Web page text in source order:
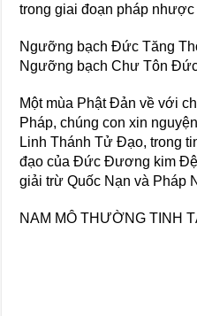
trong giai đoạn pháp
Ngưỡng bạch Đức Tăng
Ngưỡng bạch Chư Tôn
Một mùa Phật Đản về với
Pháp, chúng con xin
Linh Thánh Tử Đạo, trong
đạo của Đức Đương kim
giải trừ Quốc Nạn và Pháp
NAM MÔ THƯỜNG TINH